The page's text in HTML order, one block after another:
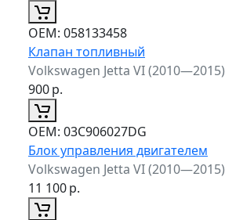
ОЕМ: 058133458
Клапан топливный
Volkswagen Jetta VI (2010—2015)
900р.
ОЕМ: 03C906027DG
Блок управления двигателем
Volkswagen Jetta VI (2010—2015)
11 100р.